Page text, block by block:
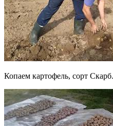
Копаем картофель, сорт